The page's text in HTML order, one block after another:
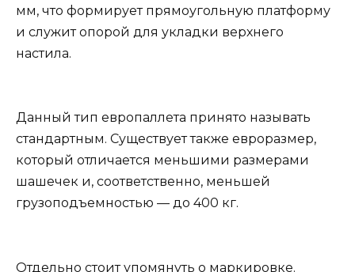
мм, что формирует прямоугольную платформу
и служит опорой для укладки верхнего
настила.
Данный тип европаллета принято называть
стандартным. Существует также евроразмер,
который отличается меньшими размерами
шашечек и, соответственно, меньшей
грузоподъемностью — до 400 кг.
Отдельно стоит упомянуть о маркировке.